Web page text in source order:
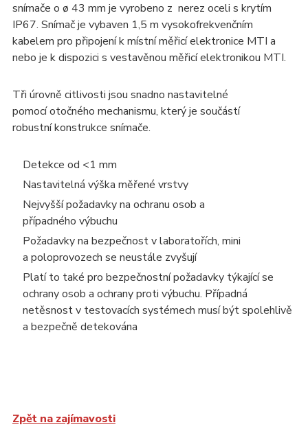
snímače o ø 43 mm je vyrobeno z nerez oceli s krytím
IP67. Snímač je vybaven 1,5 m vysokofrekvenčním
kabelem pro připojení k místní měřicí elektronice MTI a
nebo je k dispozici s vestavěnou měřicí elektronikou MTI.
Tři úrovně citlivosti jsou snadno nastavitelné
pomocíotočného mechanismu, který je součástí
robustníkonstrukce snímače.
Detekce od <1 mm
Nastavitelná výška měřené vrstvy
Nejvyšší požadavky na ochranu osob a
případného výbuchu
Požadavky na bezpečnost v laboratořích, mini
a poloprovozech se neustále zvyšují
Platí to také pro bezpečnostní požadavky týkající se
ochrany osob a ochrany proti výbuchu. Případná
netěsnostv testovacích systémech musí být spolehlivě
a bezpečně detekována
Zpět na zajímavosti